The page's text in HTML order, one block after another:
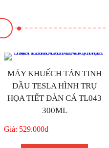
MÁY KHUẾCH TÁN TINH
DẦU TESLA HÌNH TRỤ
HỌA TIẾT ĐÀN CÁ TL043
300ML
Giá: 529.000đ